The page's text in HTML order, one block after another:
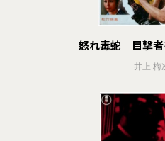
怒れ毒蛇 目撃者
井上 梅